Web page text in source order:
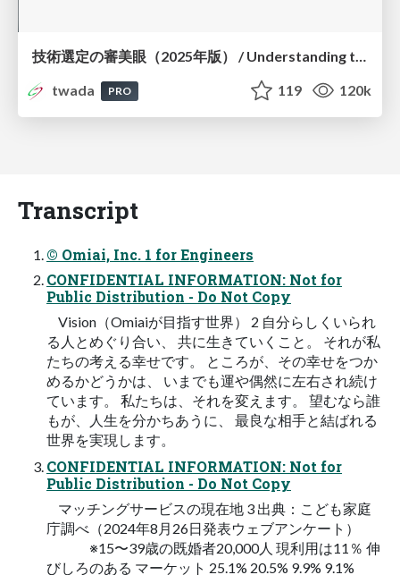
技術選定の審美眼（2025年版） / Understanding the Spiral of Technologies 2025 edition
twada
PRO 119 120k
Transcript
© Omiai, Inc. 1 for Engineers
CONFIDENTIAL INFORMATION: Not for
Public Distribution - Do Not Copy
Vision（Omiaiが目指す世界） 2 自分らしくいられ
る人とめぐり合い、 共に生きていくこと。 それが私
たちの考える幸せです。 ところが、その幸せをつか
めるかどうかは、 いまでも運や偶然に左右され続け
ています。 私たちは、それを変えます。 望むなら誰
もが、人生を分かちあうに、 最良な相手と結ばれる
世界を実現します。
CONFIDENTIAL INFORMATION: Not for
Public Distribution - Do Not Copy
マッチングサービスの現在地 3 出典：こども家庭
庁調べ（2024年8月26日発表ウェブアンケート）
※15〜39歳の既婚者20,000人 現利用は11％ 伸
びしろのある マーケット 25.1% 20.5% 9.9% 9.1%